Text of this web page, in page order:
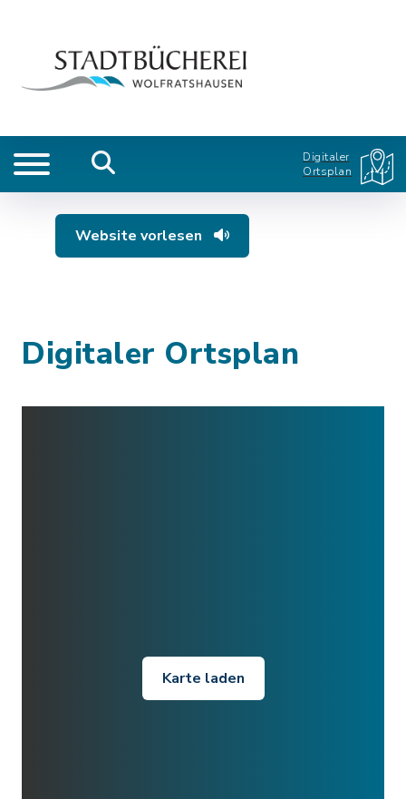
Digitaler
Ortsplan
Website vorlesen
Digitaler Ortsplan
Karte laden